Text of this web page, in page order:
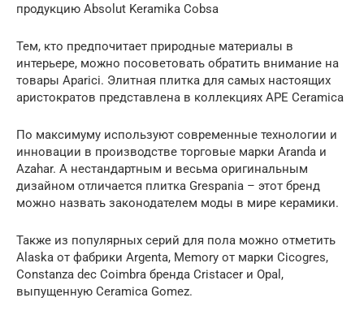
продукцию Absolut Keramika Cobsa
Тем, кто предпочитает природные материалы в
интерьере, можно посоветовать обратить внимание на
товары Aparici. Элитная плитка для самых настоящих
аристократов представлена в коллекциях APE Ceramica
По максимуму используют современные технологии и
инновации в производстве торговые марки Aranda и
Azahar. А нестандартным и весьма оригинальным
дизайном отличается плитка Grespania – этот бренд
можно назвать законодателем моды в мире керамики.
Также из популярных серий для пола можно отметить
Alaska от фабрики Argenta, Memory от марки Cicogres,
Constanza dec Coimbra бренда Cristacer и Opal,
выпущенную Ceramica Gomez.